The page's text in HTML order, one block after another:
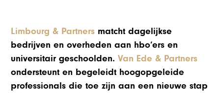
Limbourg & Partners matcht dagelijkse
bedrijven en overheden aan hbo’ers en
universitair geschoolden.Van Ede & Partners
ondersteunt en begeleidt hoogopgeleide
professionals die toe zijn aan een nieuwe stap